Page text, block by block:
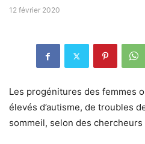
12 février 2020
Les progénitures des femmes
élevés d’autisme, de troubles
sommeil, selon des